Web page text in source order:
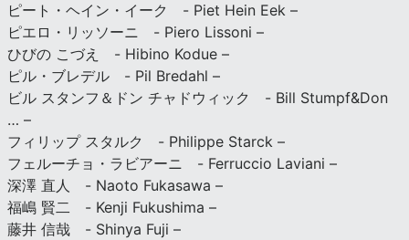
ピート・ヘイン・イーク - Piet Hein Eek –
ピエロ・リッソーニ - Piero Lissoni –
ひびの こづえ - Hibino Kodue –
ピル・ブレデル - Pil Bredahl –
ビル スタンフ＆ドン チャドウィック - Bill Stumpf&Don
… –
フィリップ スタルク - Philippe Starck –
フェルーチョ・ラビアーニ - Ferruccio Laviani –
深澤 直人 - Naoto Fukasawa –
福嶋 賢二 - Kenji Fukushima –
藤井 信哉 - Shinya Fuji –